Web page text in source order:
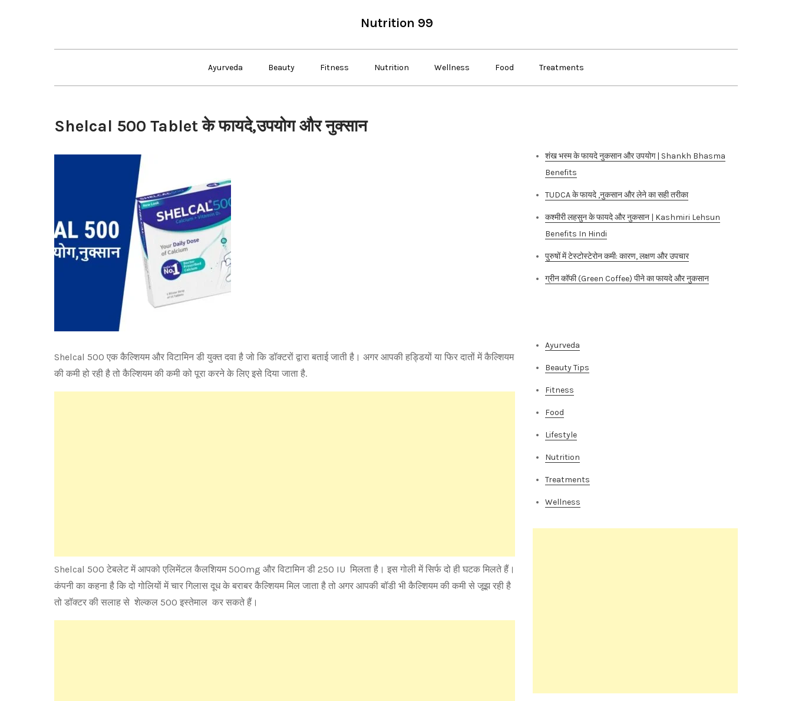
Nutrition 99
Ayurveda Beauty Fitness Nutrition Wellness Food Treatments
Shelcal 500 Tablet के फायदे,उपयोग और नुक्सान
Shelcal 500 एक कैल्शियम और विटामिन डी युक्त दवा है जो कि डॉक्टरों द्वारा बताई जाती है। अगर आपकी हड्डियों या फिर दातों में कैल्शियम
की कमी हो रही है तो कैल्शियम की कमी को पूरा करने के लिए इसे दिया जाता है.
Shelcal 500 टेबलेट में आपको एलिमेंटल कैलशियम 500mg और विटामिन डी 250 IU मिलता है। इस गोली में सिर्फ दो ही घटक मिलते हैं।
कंपनी का कहना है कि दो गोलियों में चार गिलास दूध के बराबर कैल्शियम मिल जाता है तो अगर आपकी बॉडी भी कैल्शियम की कमी से जूझ रही है
तो डॉक्टर की सलाह से शेल्कल 500 इस्तेमाल कर सकते हैं।
शंख भस्म के फायदे नुकसान और उपयोग | Shankh Bhasma
Benefits
TUDCA के फायदे ,नुकसान और लेने का सही तरीका
कश्मीरी लहसुन के फायदे और नुकसान | Kashmiri Lehsun
Benefits In Hindi
पुरुषों में टेस्टोस्टेरोन कमी: कारण, लक्षण और उपचार
ग्रीन कॉफी (Green Coffee) पीने का फायदे और नुकसान
Ayurveda
Beauty Tips
Fitness
Food
Lifestyle
Nutrition
Treatments
Wellness